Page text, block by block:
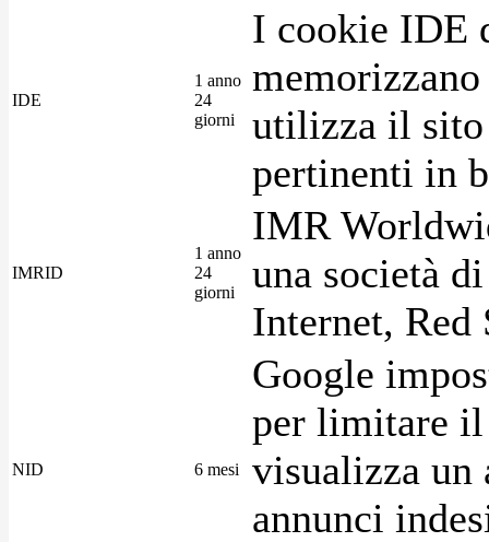
IDE
1 anno
24
giorni
I cookie IDE
utilizza il sito
pertinenti in
IMRID
1 anno
24
giorni
IMR
una società
Internet, Red
NID 6 mesi
Google
per limitare
visualizza un
annunci